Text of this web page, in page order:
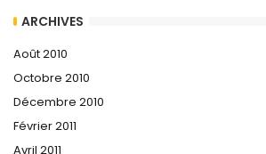
ARCHIVES
Août 2010
Octobre 2010
Décembre 2010
Février 2011
Avril 2011